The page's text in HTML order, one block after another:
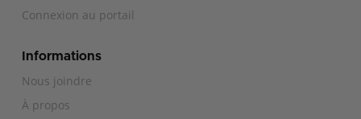
Connexion au portail
Informations
Nous joindre
À propos